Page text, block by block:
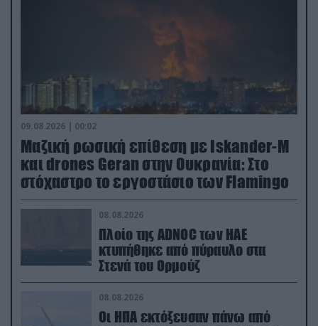
09.08.2026 | 00:02
Μαζική ρωσική επίθεση με Iskander-M
και drones Geran στην Ουκρανία: Στο
στόχαστρο το εργοστάσιο των Flamingo
08.08.2026
Πλοίο της ADNOC των ΗΑΕ
κτυπήθηκε από πύραυλο στα
Στενά του Ορμούζ
08.08.2026
Οι ΗΠΑ εκτόξευσαν πάνω από